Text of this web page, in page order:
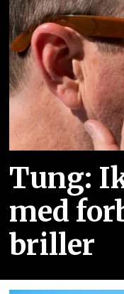
Tung:
med
briller